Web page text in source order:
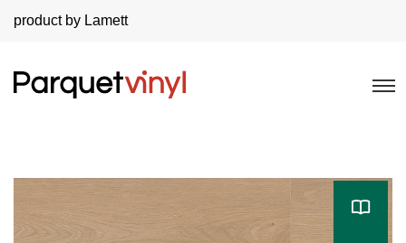
product by Lamett